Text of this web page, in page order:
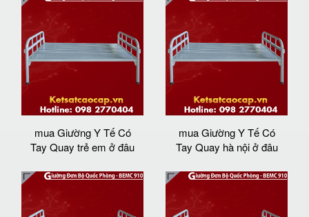
mua Giường Y Tế Có
Tay Quay trẻ em ở đâu
mua Giường Y Tế Có
Tay Quay hà nội ở đâu